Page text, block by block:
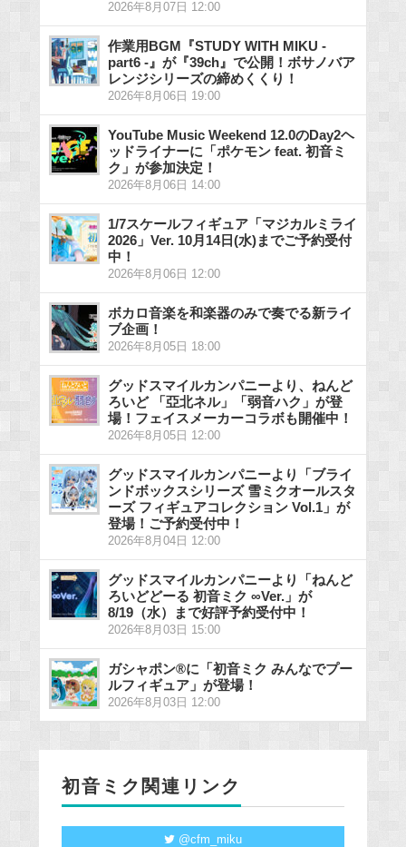
2026年8月07日 12:00
作業用BGM『STUDY WITH MIKU -
part6 -』が『39ch』で公開！ボサノバア
レンジシリーズの締めくくり！
2026年8月06日 19:00
YouTube Music Weekend 12.0のDay2ヘ
ッドライナーに「ポケモン feat. 初音ミ
ク」が参加決定！
2026年8月06日 14:00
1/7スケールフィギュア「マジカルミライ
2026」Ver. 10月14日(水)までご予約受付
中！
2026年8月06日 12:00
ボカロ音楽を和楽器のみで奏でる新ライ
ブ企画！
2026年8月05日 18:00
グッドスマイルカンパニーより、ねんど
ろいど 「亞北ネル」「弱音ハク」が登
場！フェイスメーカーコラボも開催中！
2026年8月05日 12:00
グッドスマイルカンパニーより「ブライ
ンドボックスシリーズ 雪ミクオールスタ
ーズ フィギュアコレクション Vol.1」が
登場！ご予約受付中！
2026年8月04日 12:00
グッドスマイルカンパニーより「ねんど
ろいどどーる 初音ミク ∞Ver.」が
8/19（水）まで好評予約受付中！
2026年8月03日 15:00
ガシャポン®に「初音ミク みんなでプー
ルフィギュア」が登場！
2026年8月03日 12:00
初音ミク関連リンク
@cfm_miku